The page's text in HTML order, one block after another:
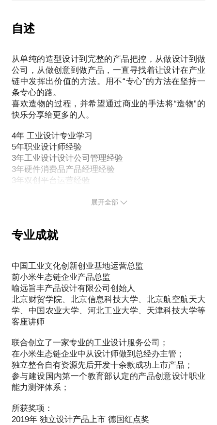
小米生态链企业产品经理2年经验，
内外数个奖项。
经验、硬件产品全流程开发经验。
控、知识产权建立等诸多困难。
我会以真实且完整的开发经验与操作流程为线索，针
快速高效的开发具有自己优势的爆单商品。
自述
从单纯的造型设计到完整的产品把控，从做设计到做
公司，从做创意到做产品，一直寻找着让设计在产业
链中发挥出价值的方法。用不“专心”的方法在坚持一
条专心的路。
喜欢造物的过程，并希望通过商业的手法将“造物”的
快乐分享给更多的人。
4年 工业设计专业学习
5年职业设计师经验
3年工业设计设计公司管理经验
3年硬件消费品产品经理经验
展开全部
专业成就
中国工业文化创新创业基地运营总监
前小米生态链企业产品总监
喻远旨丰产品设计有限公司创始人
北京财贸学院、北京信息科技大学、北京航空航天大
学、中国农业大学、河北工业大学、天津科技大学等
客座讲师
联合创立了一家专业的工业设计服务公司；
在小米生态链企业中从设计师做到总经办主管；
独立整合自有资源先后开发十余款成功上市产品；
参与建设国内第一个教育部认定的产品创意设计职业
能力测评体系；
所获奖项：
2019年 独立设计产品上市 德国红点奖